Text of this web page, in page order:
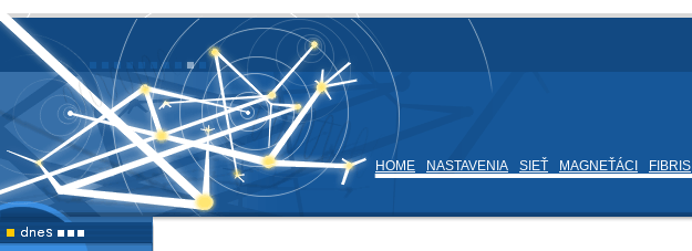
HOME NASTAVENIA SIEŤ MAGNEŤÁCI FIBRIS